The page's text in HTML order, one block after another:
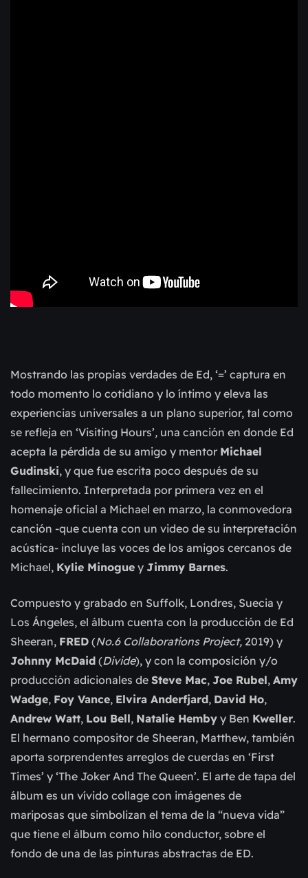
Mostrando las propias verdades de Ed, ‘=’ captura en
todo momento lo cotidiano y lo íntimo y eleva las
experiencias universales a un plano superior, tal como
se refleja en ‘Visiting Hours’, una canción en donde Ed
acepta la pérdida de su amigo y mentor Michael
Gudinski, y que fue escrita poco después de su
fallecimiento. Interpretada por primera vez en el
homenaje oficial a Michael en marzo, la conmovedora
canción -que cuenta con un video de su interpretación
acústica- incluye las voces de los amigos cercanos de
Michael, Kylie Minogue y Jimmy Barnes.
Compuesto y grabado en Suffolk, Londres, Suecia y
Los Ángeles, el álbum cuenta con la producción de Ed
Sheeran, FRED (No.6 Collaborations Project, 2019) y
Johnny McDaid (Divide), y con la composición y/o
producción adicionales de Steve Mac, Joe Rubel, Amy
Wadge, Foy Vance, Elvira Anderfjard, David Ho,
Andrew Watt, Lou Bell, Natalie Hemby y Ben Kweller.
El hermano compositor de Sheeran, Matthew, también
aporta sorprendentes arreglos de cuerdas en ‘First
Times’ y ‘The Joker And The Queen’. El arte de tapa del
álbum es un vívido collage con imágenes de
mariposas que simbolizan el tema de la “nueva vida”
que tiene el álbum como hilo conductor, sobre el
fondo de una de las pinturas abstractas de ED.